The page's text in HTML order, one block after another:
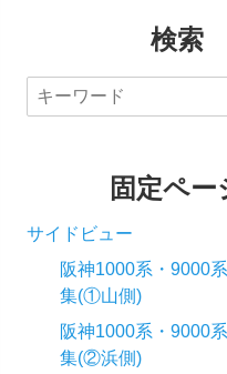
検索
固定ペー
サイドビュー
阪神1000系・9000
集(①山側)
阪神1000系・9000
集(②浜側)